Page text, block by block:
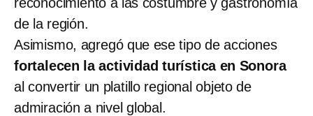
de la región.
Asimismo, agregó que ese tipo de acciones
fortalecen la actividad turística en Sonora
al convertir un platillo regional objeto de
admiración a nivel global.